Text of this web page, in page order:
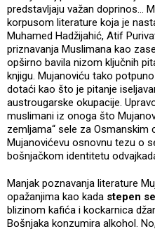
predstavljaju važan doprinos…
korpusom literature koja je
Muhamed Hadžijahić, Atif
priznavanja Muslimana kao
opširno bavila nizom ključnih
knjigu. Mujanoviću tako
dotaći kao što je pitanje
austrougarske okupacije.
muslimani iz onoga što
zemljama“ sele za
Mujanovićevu osnovnu tezu o
bošnjačkom identitetu
Manjak poznavanja literature
opažanjima kao kada stepen
blizinom kafića i kockarnica
Bošnjaka konzumira alkohol.